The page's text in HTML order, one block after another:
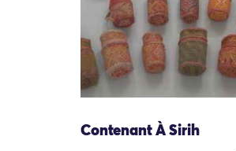
Contenant À Sirih